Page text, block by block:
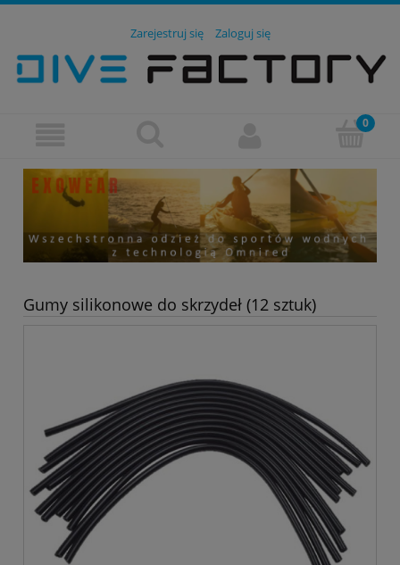
Zarejestruj się Zaloguj się
Gumy silikonowe do skrzydeł (12 sztuk)